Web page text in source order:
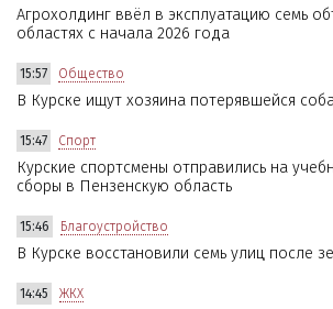
Агрохолдинг ввёл в эксплуатацию семь
областях с начала 2026 года
15:57 Общество
В Курске ищут хозяина потерявшейся
15:47 Спорт
Курские спортсмены отправились на
сборы в Пензенскую область
15:46 Благоустройство
В Курске восстановили семь улиц после
14:45 ЖКХ